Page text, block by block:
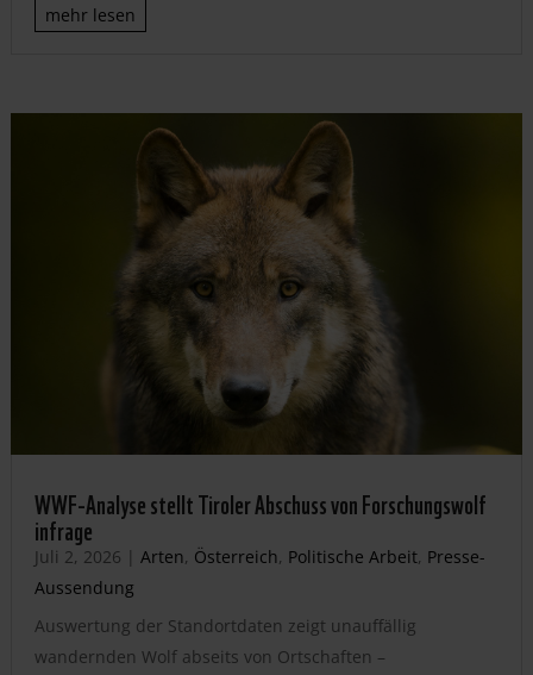
mehr lesen
WWF-Analyse stellt Tiroler Abschuss von Forschungswolf
infrage
Juli 2, 2026 | Arten, Österreich, Politische Arbeit, Presse-
Aussendung
Auswertung der Standortdaten zeigt unauffällig
wandernden Wolf abseits von Ortschaften –